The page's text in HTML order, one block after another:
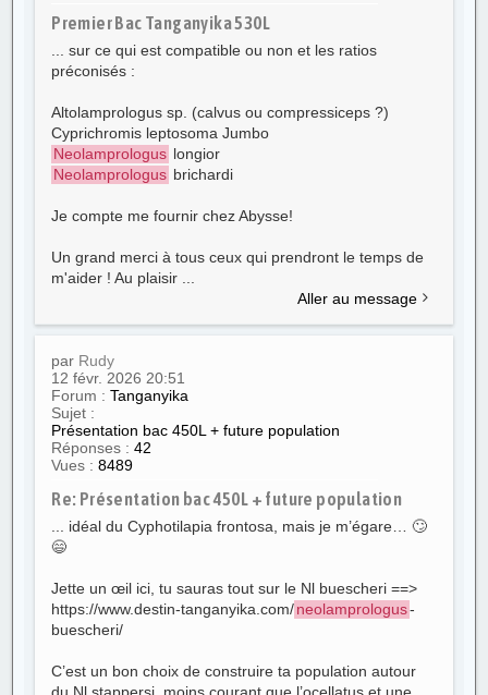
Premier Bac Tanganyika 530L
... sur ce qui est compatible ou non et les ratios
préconisés :
Altolamprologus sp. (calvus ou compressiceps ?)
Cyprichromis leptosoma Jumbo
Neolamprologus longior
Neolamprologus brichardi
Je compte me fournir chez Abysse!
Un grand merci à tous ceux qui prendront le temps de
m'aider ! Au plaisir ...
Aller au message
par Rudy
12 févr. 2026 20:51
Forum :Tanganyika
Sujet :
Présentation bac 450L + future population
Réponses :42
Vues :8489
Re: Présentation bac 450L + future population
... idéal du Cyphotilapia frontosa, mais je m’égare… 🙄
😄
Jette un œil ici, tu sauras tout sur le Nl buescheri ==>
https://www.destin-tanganyika.com/neolamprologus-
buescheri/
C’est un bon choix de construire ta population autour